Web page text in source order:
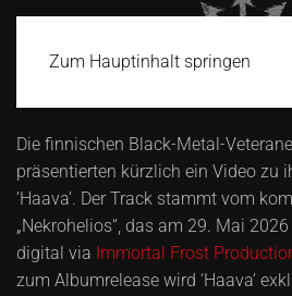
Zum Hauptinhalt springen
Die finnischen Black-Metal-
präsentierten kürzlich ein Video zu
‘Haava’. Der Track stammt vom
„Nekrohelios“, das am 29. Mai
digital via Immortal Frost
zum Albumrelease wird ‘Haava’